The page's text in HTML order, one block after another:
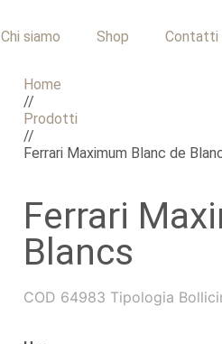
Chi siamo Shop Contatti
Home
//
Prodotti
//
Ferrari Maximum Blanc de
Ferrari
Blancs
COD 64983 Tipologia